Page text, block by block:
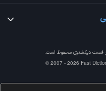
فست دیکشنری محفوظ است.
© 2007 - 2026 Fast